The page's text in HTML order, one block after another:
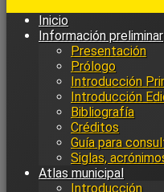
Inicio
Información preliminar
Presentación
Prólogo
Introducción
Introducción
Bibliografía
Créditos
Guía para
Siglas,
Atlas municipal
Introducción